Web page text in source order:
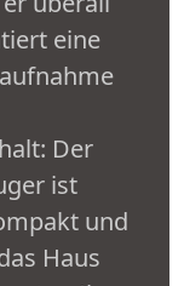
eine
Der
ist
und
Haus